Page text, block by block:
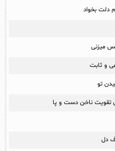
دلت بخواد
میزنی
و ثابت
تو
دل